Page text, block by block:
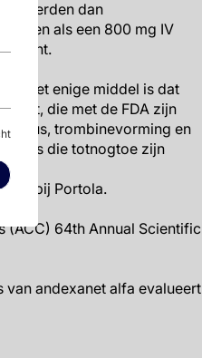
werden dan
als een 800 mg IV
het enige middel is dat
die met de FDA zijn
trombinevorming en
die totnogtoe zijn
bij Portola.
(ACC) 64th Annual Scientific
van andexanet alfa evalueert